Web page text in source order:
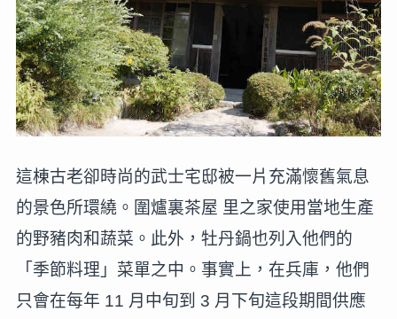
這棟古老卻時尚的武士宅邸被一片充滿懷舊氣息
的景色所環繞。圍爐裏茶屋 里之家使用當地生產
的野豬肉和蔬菜。此外，牡丹鍋也列入他們的
「季節料理」菜單之中。事實上，在兵庫，他們
只會在每年 11 月中旬到 3 月下旬這段期間供應